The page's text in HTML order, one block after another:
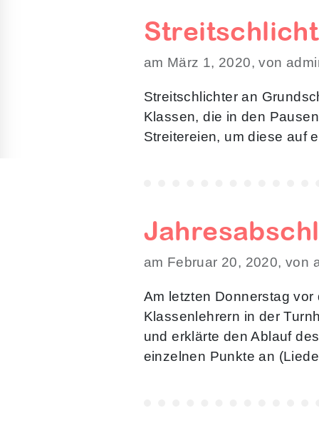
am März 1, 2020, von
Streitschlichter an
Klassen, die in den
Streitereien, um diese auf
am Februar 20, 2020, von
Am letzten Donnerstag
Klassenlehrern in der
und erklärte den Ablauf
einzelnen Punkte an